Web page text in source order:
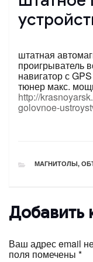
штатная
проигрыватель
навигатор с
тюнер макс.
http://
golovnoe-
РУБРИКИ
МАГНИТОЛЫ,
Добавить
Ваш адрес email
поля помечены *